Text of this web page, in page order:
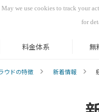
料金体系 無
ウドの特徴 新着情報
May we use cookies to track your
for